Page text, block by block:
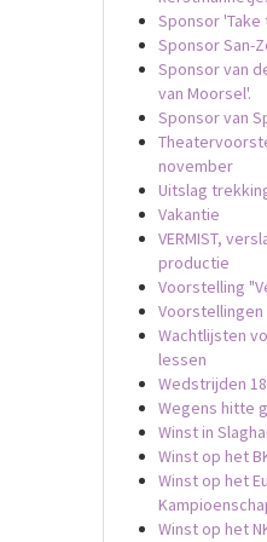
Sponsor
Sponsor San-
Sponsor van
van Moorsel'.
Sponsor van
november
Uitslag
Vakantie
VERMIST,
productie
Voorstelling
Wachtlijsten
lessen
Wedstrijden
Wegens hitte
Winst in
Winst op het
Winst op het
Winst op het